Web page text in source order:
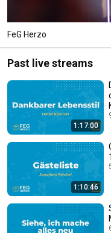
FeG Herzo
Past live streams
1:17:00
1:10:46